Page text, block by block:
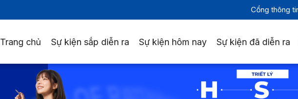
Cổng thông
Trang chủ Sự kiện sắp diễn ra Sự kiện hôm nay Sự kiện đã diễn ra